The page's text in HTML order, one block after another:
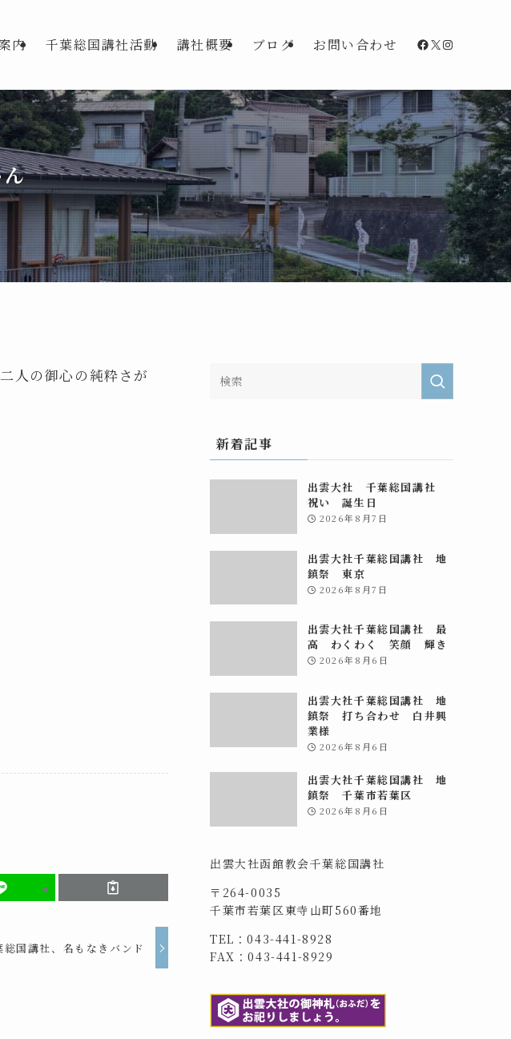
内 千葉総国講社活動 講社概要 ブログ お問い合わせ Facebook
X
人の御心の純粋さが
総国講社、名もなきバンド
新着記事
出雲大社 千葉総国講社
祝い 誕生日
2026年8月7日
出雲大社千葉総国講社 地
鎮祭 東京
2026年8月7日
出雲大社千葉総国講社 最
高 わくわく 笑顔 輝き
2026年8月6日
出雲大社千葉総国講社 地
鎮祭 打ち合わせ 白井興
業様
2026年8月6日
出雲大社千葉総国講社 地
鎮祭 千葉市若葉区
2026年8月6日
出雲大社函館教会千葉総国講社
〒264-0035
千葉市若葉区東寺山町560番地
TEL：043-441-8928
FAX：043-441-8929